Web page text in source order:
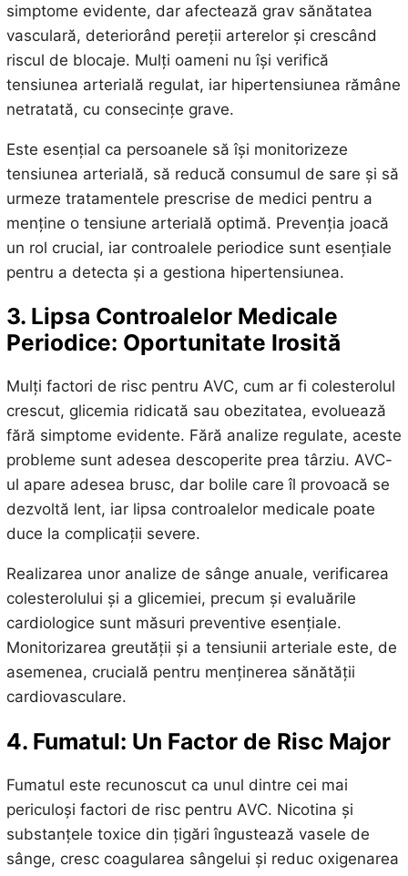
simptome evidente, dar afectează grav sănătatea
vasculară, deteriorând pereții arterelor și crescând
riscul de blocaje. Mulți oameni nu își verifică
tensiunea arterială regulat, iar hipertensiunea rămâne
netratată, cu consecințe grave.
Este esențial ca persoanele să își monitorizeze
tensiunea arterială, să reducă consumul de sare și să
urmeze tratamentele prescrise de medici pentru a
menține o tensiune arterială optimă. Prevenția joacă
un rol crucial, iar controalele periodice sunt esențiale
pentru a detecta și a gestiona hipertensiunea.
3. Lipsa Controalelor Medicale
Periodice: Oportunitate Irosită
Mulți factori de risc pentru AVC, cum ar fi colesterolul
crescut, glicemia ridicată sau obezitatea, evoluează
fără simptome evidente. Fără analize regulate, aceste
probleme sunt adesea descoperite prea târziu. AVC-
ul apare adesea brusc, dar bolile care îl provoacă se
dezvoltă lent, iar lipsa controalelor medicale poate
duce la complicații severe.
Realizarea unor analize de sânge anuale, verificarea
colesterolului și a glicemiei, precum și evaluările
cardiologice sunt măsuri preventive esențiale.
Monitorizarea greutății și a tensiunii arteriale este, de
asemenea, crucială pentru menținerea sănătății
cardiovasculare.
4. Fumatul: Un Factor de Risc Major
Fumatul este recunoscut ca unul dintre cei mai
periculoși factori de risc pentru AVC. Nicotina și
substanțele toxice din țigări îngustează vasele de
sânge, cresc coagularea sângelui și reduc oxigenarea